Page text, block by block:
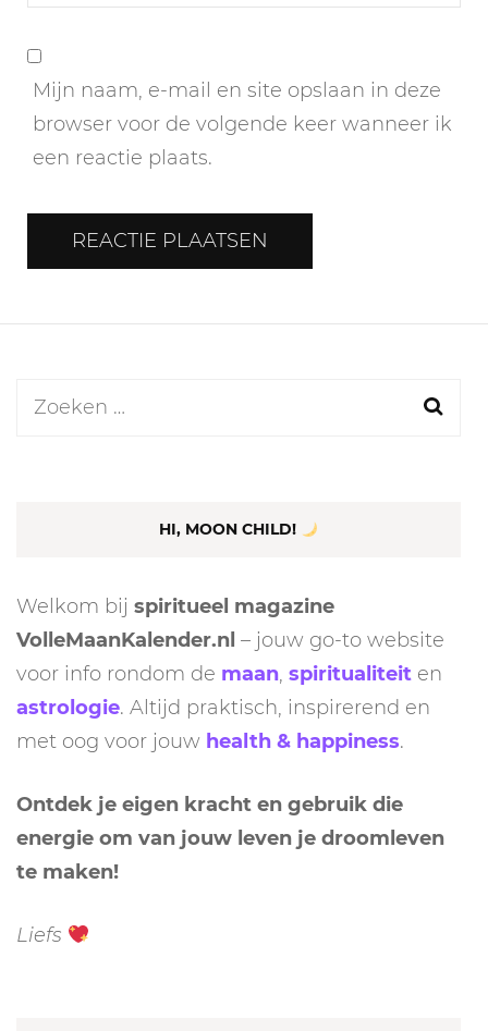
Mijn naam, e-mail en site opslaan in deze
browser voor de volgende keer wanneer ik
een reactie plaats.
Zoeken
HI, MOON CHILD!
Welkom bij spiritueel magazine
VolleMaanKalender.nl – jouw go-to website
voor info rondom de maan, spiritualiteit en
astrologie. Altijd praktisch, inspirerend en
met oog voor jouw health & happiness.
Ontdek je eigen kracht en gebruik die
energie om van jouw leven je droomleven
te maken!
Liefs